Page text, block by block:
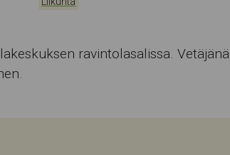
ravintolasalissa. Vetäjänä